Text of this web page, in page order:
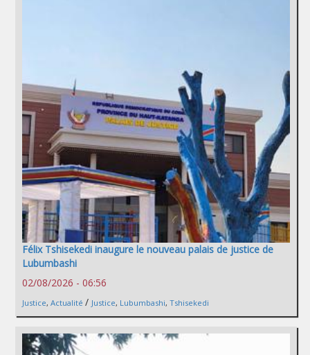
Félix Tshisekedi inaugure le nouveau palais de justice de
Lubumbashi
02/08/2026 - 06:56
Justice, Actualité / Justice, Lubumbashi, Tshisekedi